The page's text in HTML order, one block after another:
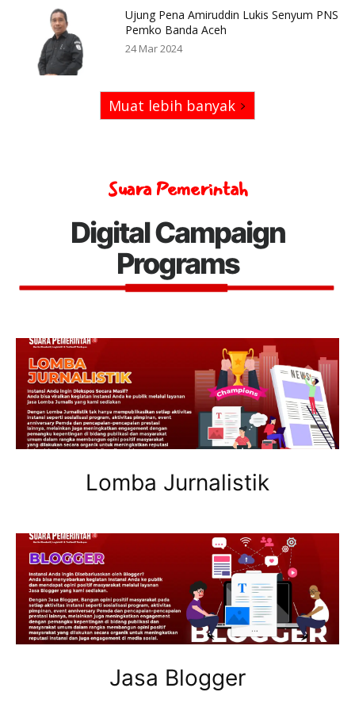
Ujung Pena Amiruddin Lukis Senyum PNS
Pemko Banda Aceh
24 Mar 2024
Muat lebih banyak
Suara Pemerintah
Digital Campaign
Programs
Lomba Jurnalistik
Jasa Blogger